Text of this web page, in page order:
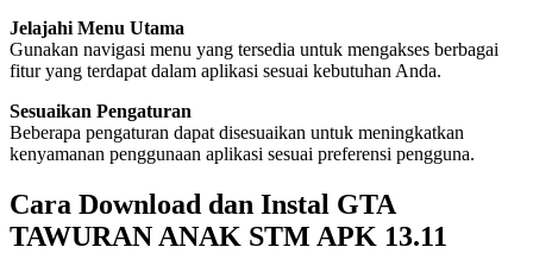
Jelajahi Menu Utama
Gunakan navigasi menu yang tersedia untuk mengakses berbagai
fitur yang terdapat dalam aplikasi sesuai kebutuhan Anda.
Sesuaikan Pengaturan
Beberapa pengaturan dapat disesuaikan untuk meningkatkan
kenyamanan penggunaan aplikasi sesuai preferensi pengguna.
Cara Download dan Instal GTA
TAWURAN ANAK STM APK 13.11